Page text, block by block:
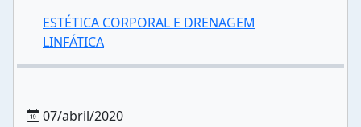
ESTÉTICA CORPORAL E DRENAGEM
LINFÁTICA
07/abril/2020